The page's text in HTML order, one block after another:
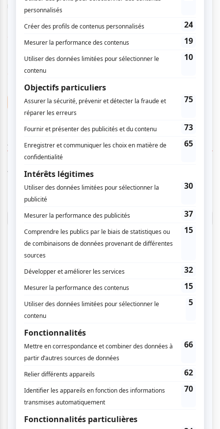
remporté la 3e place à leur dernière visite.
www.troupemontserrat.com/
www.fatv.ca
Troupe Montserrat
AUCUN COMMENTAIRE
Vous devez être connecté pour
donner un avis.
Connectez-vous ici.